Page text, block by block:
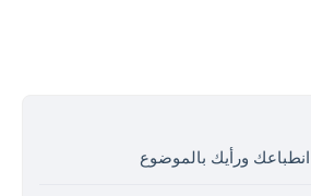
انطباعك ورأيك بالموضوع